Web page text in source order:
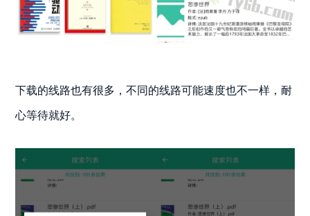
下载的线路也有很多，不同的线路可能速度也不一样，耐
心等待就好。